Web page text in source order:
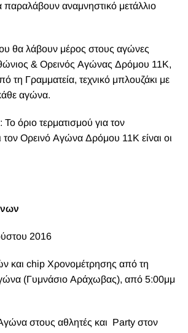
παραλάβουν αναμνηστικό μετάλλιο
θα λάβουν μέρος στους αγώνες
& Ορεινός Αγώνας Δρόμου 11Κ,
τη Γραμματεία, τεχνικό μπλουζάκι με
αγώνα.
όριο τερματισμού για τον
τον Ορεινό Αγώνα Δρόμου 11Κ είναι οι
2016
και chip Χρονομέτρησης από τη
(Γυμνάσιο Αράχωβας), από 5:00μμ
στους αθλητές και Party στον